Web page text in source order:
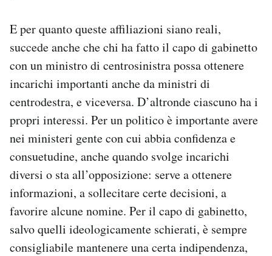
E per quanto queste affiliazioni siano reali,
succede anche che chi ha fatto il capo di gabinetto
con un ministro di centrosinistra possa ottenere
incarichi importanti anche da ministri di
centrodestra, e viceversa. D’altronde ciascuno ha i
propri interessi. Per un politico è importante avere
nei ministeri gente con cui abbia confidenza e
consuetudine, anche quando svolge incarichi
diversi o sta all’opposizione: serve a ottenere
informazioni, a sollecitare certe decisioni, a
favorire alcune nomine. Per il capo di gabinetto,
salvo quelli ideologicamente schierati, è sempre
consigliabile mantenere una certa indipendenza,